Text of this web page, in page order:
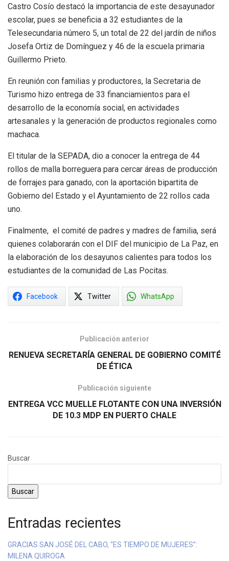
Castro Cosío destacó la importancia de este desayunador
escolar, pues se beneficia a 32 estudiantes de la
Telesecundaria número 5, un total de 22 del jardín de niños
Josefa Ortiz de Domínguez y 46 de la escuela primaria
Guillermo Prieto.
En reunión con familias y productores, la Secretaria de
Turismo hizo entrega de 33 financiamientos para el
desarrollo de la economía social, en actividades
artesanales y la generación de productos regionales como
machaca.
El titular de la SEPADA, dio a conocer la entrega de 44
rollos de malla borreguera para cercar áreas de producción
de forrajes para ganado, con la aportación bipartita de
Gobierno del Estado y el Ayuntamiento de 22 rollos cada
uno.
Finalmente, el comité de padres y madres de familia, será
quienes colaborarán con el DIF del municipio de La Paz, en
la elaboración de los desayunos calientes para todos los
estudiantes de la comunidad de Las Pocitas.
Facebook Twitter WhatsApp
Publicación anterior
RENUEVA SECRETARÍA GENERAL DE GOBIERNO COMITÉ
DE ÉTICA
Publicación siguiente
ENTREGA VCC MUELLE FLOTANTE CON UNA INVERSIÓN
DE 10.3 MDP EN PUERTO CHALE
Buscar
Buscar
Entradas recientes
GRACIAS SAN JOSÉ DEL CABO, “ES TIEMPO DE MUJERES”:
MILENA QUIROGA